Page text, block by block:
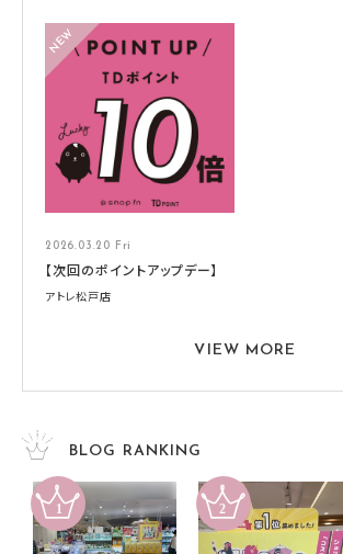
2026.03.20 Fri
【次回のポイントアップデー】
アトレ松戸店
VIEW MORE
BLOG RANKING